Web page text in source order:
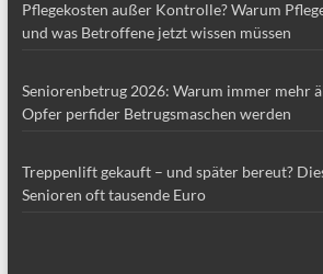
Pflegekosten außer Kontrolle? Warum
und was Betroffene jetzt wissen müssen
Seniorenbetrug 2026: Warum immer mehr
Opfer perfider Betrugsmaschen werden
Treppenlift gekauft – und später bereut?
Senioren oft tausende Euro